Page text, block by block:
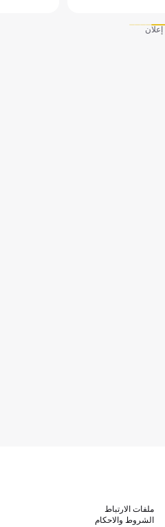
إعلان
ملفات الارتباط
الشروط والاحكام